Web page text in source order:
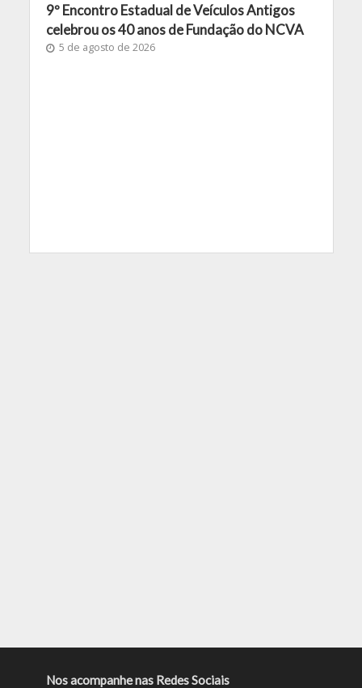
9º Encontro Estadual de Veículos Antigos
celebrou os 40 anos de Fundação do NCVA
5 de agosto de 2026
Nos acompanhe nas Redes Sociais